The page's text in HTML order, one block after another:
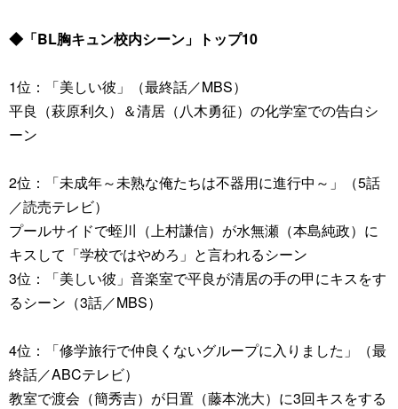
◆「BL胸キュン校内シーン」トップ10
1位：「美しい彼」（最終話／MBS）
平良（萩原利久）＆清居（八木勇征）の化学室での告白シ
ーン
2位：「未成年～未熟な俺たちは不器用に進行中～」（5話
／読売テレビ）
プールサイドで蛭川（上村謙信）が水無瀬（本島純政）に
キスして「学校ではやめろ」と言われるシーン
3位：「美しい彼」音楽室で平良が清居の手の甲にキスをす
るシーン（3話／MBS）
4位：「修学旅行で仲良くないグループに入りました」（最
終話／ABCテレビ）
教室で渡会（簡秀吉）が日置（藤本洸大）に3回キスをする